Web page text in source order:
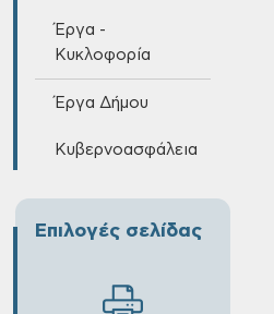
Έργα -
Κυκλοφορία
Έργα Δήμου
Κυβερνοασφάλεια
Επιλογές σελίδας